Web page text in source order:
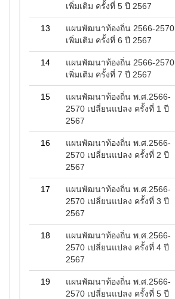
เพิ่มเติม ครั้งที่ 5 ปี 2567
13
แผนพัฒนาท้องถิ่น 2566-2570
เพิ่มเติม ครั้งที่ 6 ปี 2567
14
แผนพัฒนาท้องถิ่น 2566-2570
เพิ่มเติม ครั้งที่ 7 ปี 2567
15
แผนพัฒนาท้องถิ่น พ.ศ.2566-
2570 เปลี่ยนแปลง ครั้งที่ 1 ปี
2567
16
แผนพัฒนาท้องถิ่น พ.ศ.2566-
2570 เปลี่ยนแปลง ครั้งที่ 2 ปี
2567
17
แผนพัฒนาท้องถิ่น พ.ศ.2566-
2570 เปลี่ยนแปลง ครั้งที่ 3 ปี
2567
18
แผนพัฒนาท้องถิ่น พ.ศ.2566-
2570 เปลี่ยนแปลง ครั้งที่ 4 ปี
2567
19
แผนพัฒนาท้องถิ่น พ.ศ.2566-
2570 เปลี่ยนแปลง ครั้งที่ 5 ปี